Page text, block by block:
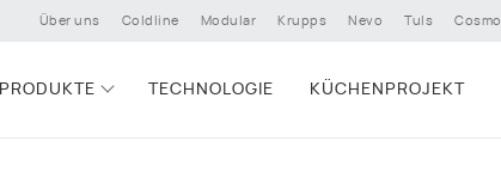
Über uns Coldline Modular Krupps Nevo Tuls Cosmo
PRODUKTE TECHNOLOGIE KÜCHENPROJEKT